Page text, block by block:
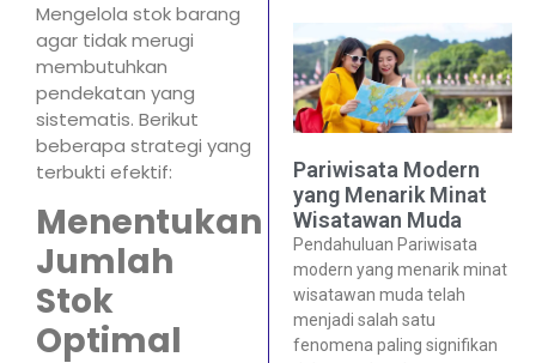
Mengelola stok barang
agar tidak merugi
membutuhkan
pendekatan yang
sistematis. Berikut
beberapa strategi yang
terbukti efektif:
Menentukan
Jumlah
Stok
Optimal
Pariwisata Modern
yang Menarik Minat
Wisatawan Muda
Pendahuluan Pariwisata
modern yang menarik minat
wisatawan muda telah
menjadi salah satu
fenomena paling signifikan